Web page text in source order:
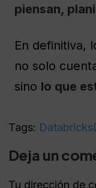
piensan,
En definitiva,
no solo
sino lo que
Tags: Databricks
Deja un
Tu dirección de